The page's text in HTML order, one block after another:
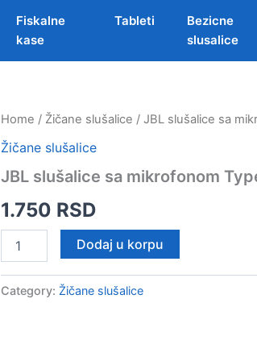
Fiskalne
kase
Tableti
Bezicne
slusalice
Home / Žičane slušalice / JBL slušalice sa
Žičane slušalice
JBL slušalice sa mikrofonom
1.750 RSD
slušalice
mikrofonom
Dodaj u korpu
Category: Žičane slušalice